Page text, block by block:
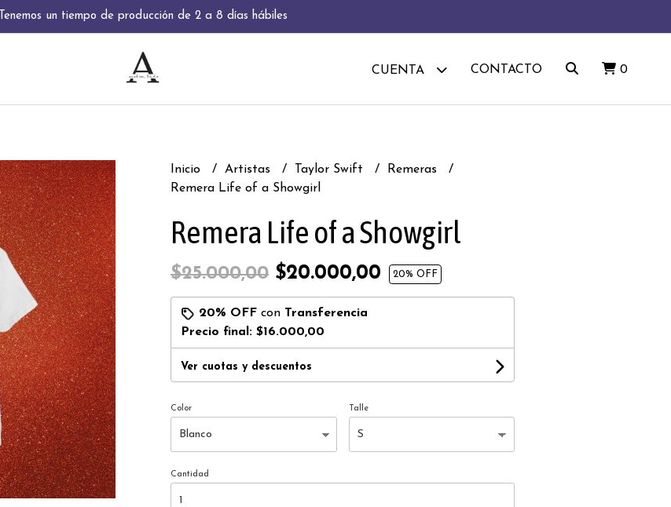
Tenemos un tiempo de producción de 2 a 8 días hábiles
CUENTA CONTACTO 0
Inicio Artistas Taylor Swift
Remeras
Remera Life of a Showgirl
Remera Life of a Showgirl
$25.000,00 $20.000,00 20% OFF
20% OFF con Transferencia
Precio final: $16.000,00
Ver cuotas y descuentos
Color Talle
Cantidad